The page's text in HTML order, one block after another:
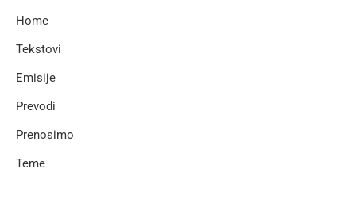
Home
Tekstovi
Emisije
Prevodi
Prenosimo
Teme